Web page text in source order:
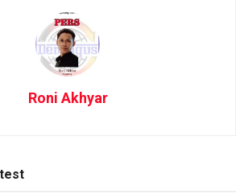
Roni Akhyar